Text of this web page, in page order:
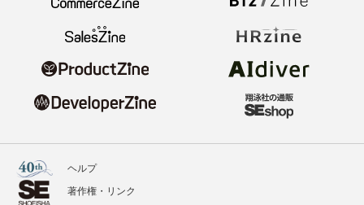
ヘルプ
著作権・リンク